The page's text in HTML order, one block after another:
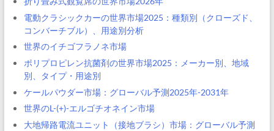
電動クラシックカーの世界市場2025：種類別（クローズド、
コンバーチブル）、用途別分析
世界のイチゴフラノネ市場
ポリプロピレン抗菌剤の世界市場2025：メーカー別、地域
別、タイプ・用途別
ケールパウダー市場：グローバル予測2025年-2031年
世界のL-(+)-エルゴチオネイン市場
大地帰路電流ユニット（接地ブラシ）市場：グローバル予測